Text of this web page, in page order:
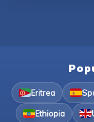
Eritrea
Ethiopia